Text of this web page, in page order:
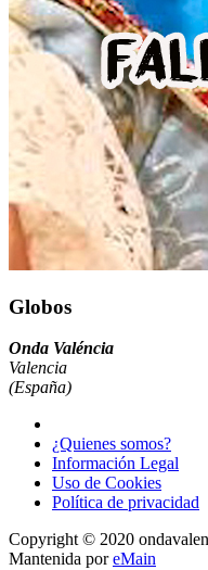
Globos
Onda Valéncia
Valencia
(España)
¿Quienes somos?
Información Legal
Uso de Cookies
Política de privacidad
Copyright © 2020
Mantenida poreMain